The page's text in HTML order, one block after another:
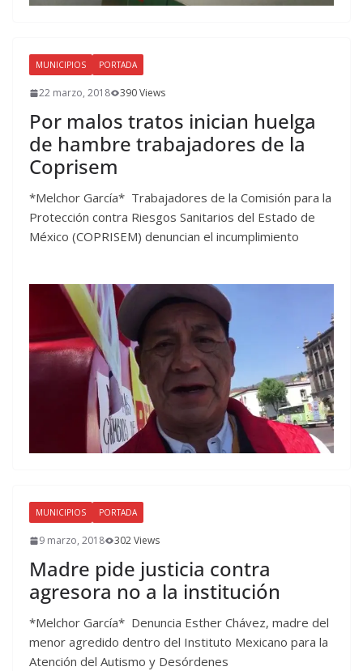
MUNICIPIOS PORTADA
22 marzo, 2018 390 Views
Por malos tratos inician huelga
de hambre trabajadores de la
Coprisem
*Melchor García* Trabajadores de la Comisión para la
Protección contra Riesgos Sanitarios del Estado de
México (COPRISEM) denuncian el incumplimiento
MUNICIPIOS PORTADA
9 marzo, 2018 302 Views
Madre pide justicia contra
agresora no a la institución
*Melchor García* Denuncia Esther Chávez, madre del
menor agredido dentro del Instituto Mexicano para la
Atención del Autismo y Desórdenes